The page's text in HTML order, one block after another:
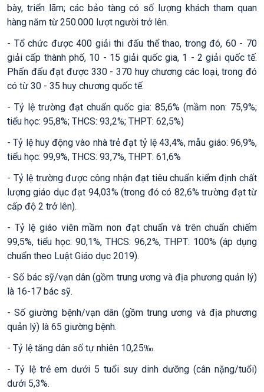
bày, triển lãm; các bảo tàng có số lượng khách tham quan
hàng năm từ 250.000 lượt người trở lên.
- Tổ chức được 400 giải thi đấu thể thao, trong đó, 60 - 70
giải cấp thành phố, 10 - 15 giải quốc gia, 1 - 2 giải quốc tế.
Phấn đấu đạt được 330 - 370 huy chương các loại, trong đó
có từ 30 - 35 huy chương quốc tế.
- Tỷ lệ trường đạt chuẩn quốc gia: 85,6% (mầm non: 75,9%;
tiểu học: 95,8%; THCS: 93,2%; THPT: 62,5%)
- Tỷ lệ huy động vào nhà trẻ đạt tỷ lệ 43,4%, mẫu giáo: 96,9%,
tiểu học: 99,9%, THCS: 93,7%, THPT: 61,6%
- Tỷ lệ trường được công nhận đạt tiêu chuẩn kiểm định chất
lượng giáo dục đạt 94,03% (trong đó có 82,6% trường đạt từ
cấp độ 2 trở lên).
- Tỷ lệ giáo viên mầm non đạt chuẩn và trên chuẩn chiếm
99,5%, tiểu học: 90,1%, THCS: 96,2%, THPT: 100% (áp dụng
chuẩn theo Luật Giáo dục 2019).
- Số bác sỹ/vạn dân (gồm trung ương và địa phương quản lý)
là 16-17 bác sỹ.
- Số giường bệnh/vạn dân (gồm trung ương và địa phương
quản lý) là 65 giường bệnh.
- Tỷ lệ tăng dân số tự nhiên 10,25‰.
- Tỷ lệ trẻ em dưới 5 tuổi suy dinh dưỡng (cân nặng/tuổi)
dưới 5,3%.